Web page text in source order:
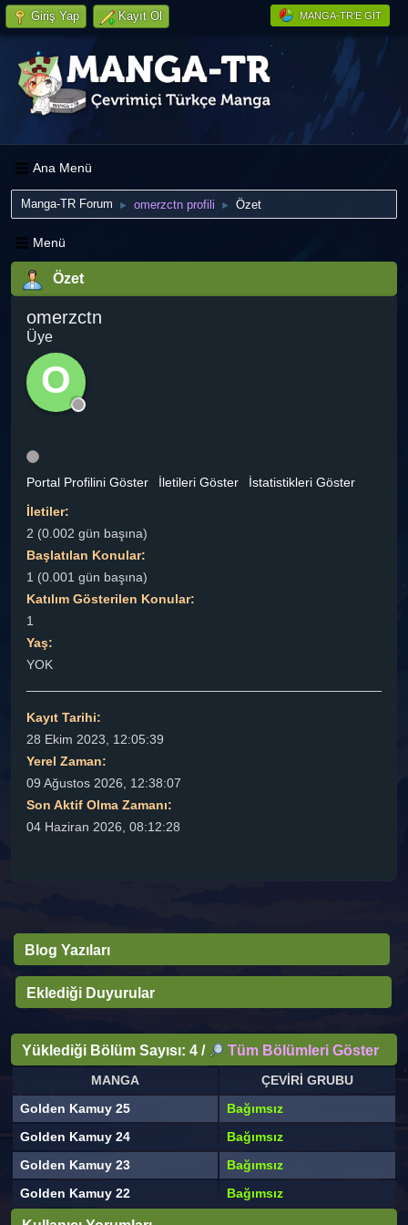
MANGA-TR'E GIT
Giriş Yap Kayıt Ol
Ana Menü
Manga-TR Forum ► omerzctn profili ► Özet
Menü
Özet
omerzctn
Üye
O
Portal Profilini Göster İletileri Göster
İstatistikleri Göster
İletiler:
2 (0.002 gün başına)
Başlatılan Konular:
1 (0.001 gün başına)
Katılım Gösterilen Konular:
1
Yaş:
YOK
Kayıt Tarihi:
28 Ekim 2023, 12:05:39
Yerel Zaman:
09 Ağustos 2026, 12:38:07
Son Aktif Olma Zamanı:
04 Haziran 2026, 08:12:28
Blog Yazıları
Eklediği Duyurular
Yüklediği Bölüm Sayısı: 4 / Tüm Bölümleri Göster
MANGA
ÇEVİRİ GRUBU
Golden Kamuy 25
Bağımsız
Golden Kamuy 24
Bağımsız
Golden Kamuy 23
Bağımsız
Golden Kamuy 22
Bağımsız